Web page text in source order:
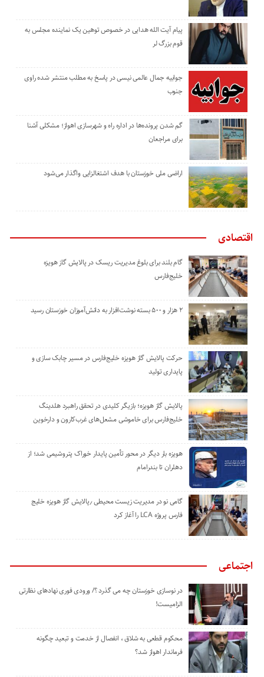
پیام آیت الله هدایی در خصوص توهین یک نماینده مجلس به
قوم بزرگ لر
جوابیه جمال عالمی نیسی در پاسخ به مطلب منتشر شده راوی
جنوب
گم شدن پرونده‌ها در اداره راه و شهرسازی اهواز؛ مشکلی آشنا
برای مراجعان
اراضی ملی خوزستان با هدف اشتغالزایی واگذار می‌شود
اقتصادی
گام بلند برای بلوغ مدیریت ریسک در پالایش گاز هویزه
خلیج‌فارس
۲ هزار و ۵۰۰ بسته نوشت‌افزار به دانش‌آموزان خوزستان رسید
حرکت پالایش گاز هویزه خلیج‌فارس در مسیر چابک سازی و
پایداری تولید
پالایش گاز هویزه؛ بازیگر کلیدی در تحقق راهبرد هلدینگ
خلیج‌فارس برای خاموشی مشعل‌های غرب‌کارون و دارخوین
هویزه بار دیگر در محور تأمین پایدار خوراک پتروشیمی شد؛ از
دهلران تا بندرامام
گامی نو در مدیریت زیست ‌محیطی ٫پالایش گاز هویزه خلیج
‌فارس پروژه LCA را آغاز کرد
اجتماعی
در نوسازی خوزستان چه می گذرد ؟/ ورودی فوری نهادهای نظارتی
الزامیست!
محکوم قطعی به شلاق ، انفصال از خدمت و تبعید چگونه
فرماندار اهواز شد؟